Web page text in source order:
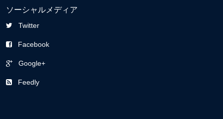
ソーシャルメディア
Twitter
Facebook
Google+
Feedly